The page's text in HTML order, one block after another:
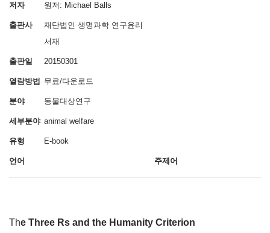
저자 원저: Michael Balls
출판사
재단법인 생명과학 연구윤리
서재
출판일 20150301
열람방법 무료/다운로드
분야 동물대상연구
세부분야 animal welfare
유형 E-book
언어 주제어
The Three Rs and the Humanity Criterion